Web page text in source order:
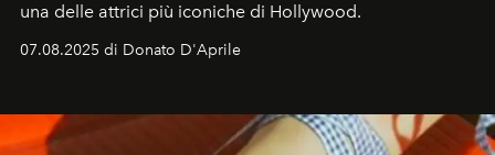
una delle attrici più iconiche di Hollywood.
07.08.2025 di Donato D'Aprile